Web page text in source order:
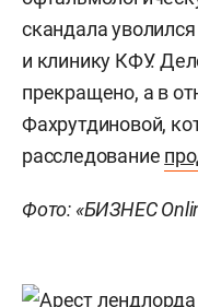
скандала
и клинику КФУ.
прекращено, а в
Фахрутдиновой,
расследование
Фото: «БИЗНЕС